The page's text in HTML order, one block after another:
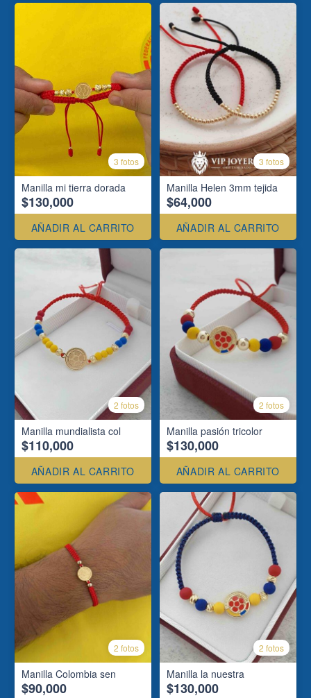
3 fotos
Manilla mi tierra dorada
$130,000
AÑADIR AL CARRITO
3 fotos
Manilla Helen 3mm tejida
$64,000
AÑADIR AL CARRITO
2 fotos
Manilla mundialista col
$110,000
AÑADIR AL CARRITO
2 fotos
Manilla pasión tricolor
$130,000
AÑADIR AL CARRITO
2 fotos
Manilla Colombia sen
$90,000
2 fotos
Manilla la nuestra
$130,000